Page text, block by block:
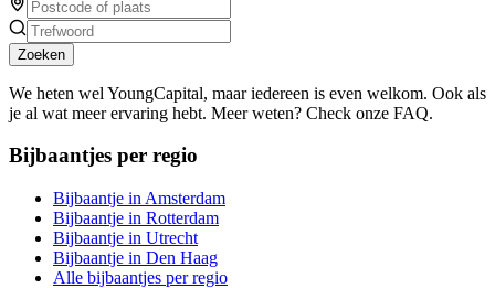
Zoeken
We heten wel YoungCapital, maar iedereen is even welkom. Ook als
je al wat meer ervaring hebt. Meer weten? Check onze FAQ.
Bijbaantjes per regio
Bijbaantje in Amsterdam
Bijbaantje in Rotterdam
Bijbaantje in Utrecht
Bijbaantje in Den Haag
Alle bijbaantjes per regio